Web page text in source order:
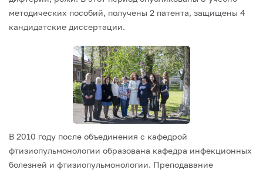
методических пособий, получены 2 патента, защищены 4
кандидатские диссертации.
В 2010 году после объединения с кафедрой
фтизиопульмонологии образована кафедра инфекционных
болезней и фтизиопульмонологии. Преподавание